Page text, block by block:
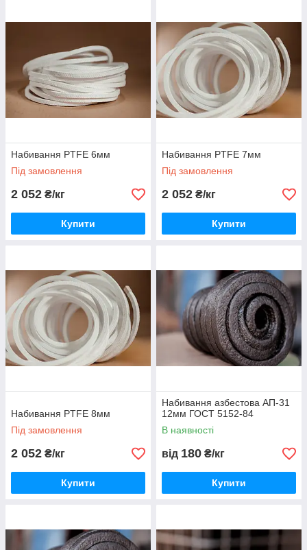
Набивання PTFE 6мм
Під замовлення
2 052 ₴/кг
Купити
Набивання PTFE 7мм
Під замовлення
2 052 ₴/кг
Купити
Набивання PTFE 8мм
Під замовлення
2 052 ₴/кг
Купити
Набивання азбестова АП-31
12мм ГОСТ 5152-84
В наявності
від 180 ₴/кг
Купити